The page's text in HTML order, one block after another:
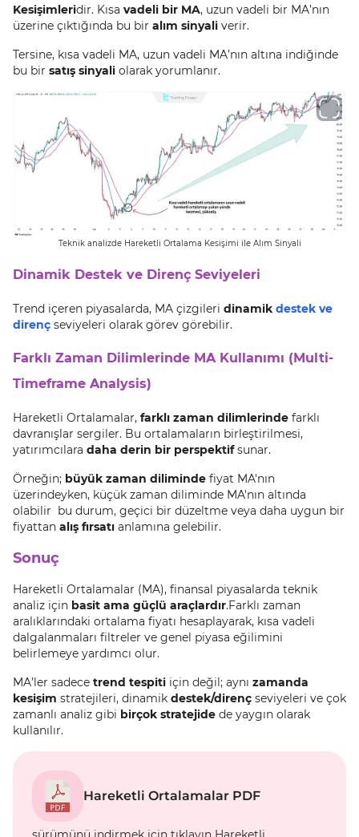
Kesişimleridir. Kısa vadeli bir MA, uzun vadeli bir MA’nın
üzerine çıktığında bu bir alım sinyali verir.
Tersine, kısa vadeli MA, uzun vadeli MA’nın altına indiğinde
bu bir satış sinyali olarak yorumlanır.
Teknik analizde Hareketli Ortalama Kesişimi ile Alım Sinyali
Dinamik Destek ve Direnç Seviyeleri
Trend içeren piyasalarda, MA çizgileri dinamik destek ve
direnç seviyeleri olarak görev görebilir.
Farklı Zaman Dilimlerinde MA Kullanımı (Multi-
Timeframe Analysis)
Hareketli Ortalamalar, farklı zaman dilimlerinde farklı
davranışlar sergiler. Bu ortalamaların birleştirilmesi,
yatırımcılara daha derin bir perspektifsunar.
Örneğin; büyük zaman diliminde fiyat MA'nın
üzerindeyken, küçük zaman diliminde MA'nın altında
olabilir bu durum, geçici bir düzeltme veya daha uygun bir
fiyattan alış fırsatı anlamına gelebilir.
Sonuç
Hareketli Ortalamalar (MA), finansal piyasalarda teknik
analiz için basit ama güçlü araçlardır.Farklı zaman
aralıklarındaki ortalama fiyatı hesaplayarak, kısa vadeli
dalgalanmaları filtreler ve genel piyasa eğilimini
belirlemeye yardımcı olur.
MA’ler sadece trend tespiti için değil; aynı zamanda
kesişim stratejileri, dinamik destek/direnç seviyeleri ve çok
zamanlı analiz gibi birçok stratejide de yaygın olarak
kullanılır.
Hareketli Ortalamalar PDF